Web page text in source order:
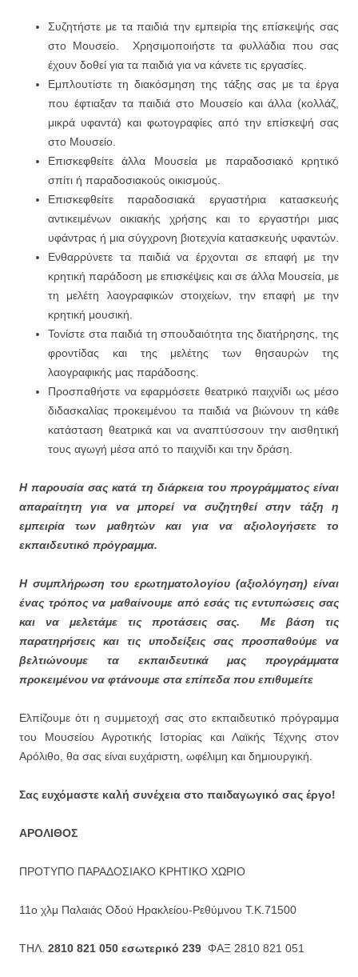
Συζητήστε με τα παιδιά την εμπειρία της επίσκεψής σας
στο Μουσείο. Χρησιμοποιήστε τα φυλλάδια που σας
έχουν δοθεί για τα παιδιά για να κάνετε τις εργασίες.
Εμπλουτίστε τη διακόσμηση της τάξης σας με τα έργα
που έφτιαξαν τα παιδιά στο Μουσείο και άλλα (κολλάζ,
μικρά υφαντά) και φωτογραφίες από την επίσκεψή σας
στο Μουσείο.
Επισκεφθείτε άλλα Μουσεία με παραδοσιακό κρητικό
σπίτι ή παραδοσιακούς οικισμούς.
Επισκεφθείτε παραδοσιακά εργαστήρια κατασκευής
αντικειμένων οικιακής χρήσης και το εργαστήρι μιας
υφάντρας ή μια σύγχρονη βιοτεχνία κατασκευής υφαντών.
Ενθαρρύνετε τα παιδιά να έρχονται σε επαφή με την
κρητική παράδοση με επισκέψεις και σε άλλα Μουσεία, με
τη μελέτη λαογραφικών στοιχείων, την επαφή με την
κρητική μουσική.
Τονίστε στα παιδιά τη σπουδαιότητα της διατήρησης, της
φροντίδας και της μελέτης των θησαυρών της
λαογραφικής μας παράδοσης.
Προσπαθήστε να εφαρμόσετε θεατρικό παιχνίδι ως μέσο
διδασκαλίας προκειμένου τα παιδιά να βιώνουν τη κάθε
κατάσταση θεατρικά και να αναπτύσσουν την αισθητική
τους αγωγή μέσα από το παιχνίδι και την δράση.
Η παρουσία σας κατά τη διάρκεια του προγράμματος είναι
απαραίτητη για να μπορεί να συζητηθεί στην τάξη η
εμπειρία των μαθητών και για να αξιολογήσετε το
εκπαιδευτικό πρόγραμμα.
Η συμπλήρωση του ερωτηματολογίου (αξιολόγηση) είναι
ένας τρόπος να μαθαίνουμε από εσάς τις εντυπώσεις σας
και να μελετάμε τις προτάσεις σας. Με βάση τις
παρατηρήσεις και τις υποδείξεις σας προσπαθούμε να
βελτιώνουμε τα εκπαιδευτικά μας προγράμματα
προκειμένου να φτάνουμε στα επίπεδα που επιθυμείτε
Ελπίζουμε ότι η συμμετοχή σας στο εκπαιδευτικό πρόγραμμα
του Μουσείου Αγροτικής Ιστορίας και Λαϊκής Τέχνης στον
Αρόλιθο, θα σας είναι ευχάριστη, ωφέλιμη και δημιουργική.
Σας ευχόμαστε καλή συνέχεια στο παιδαγωγικό σας έργο!
ΑΡΟΛΙΘΟΣ
ΠΡΟΤΥΠΟ ΠΑΡΑΔΟΣΙΑΚΟ ΚΡΗΤΙΚΟ ΧΩΡΙΟ
11ο χλμ Παλαιάς Οδού Ηρακλείου-Ρεθύμνου T.K.71500
ΤΗΛ. 2810 821 050 εσωτερικό 239 ΦΑΞ 2810 821 051